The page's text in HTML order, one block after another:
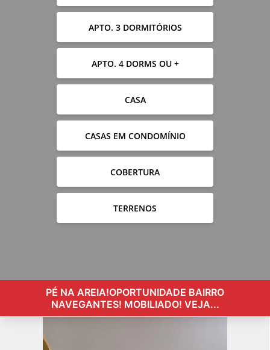
APTO. 3 DORMITÓRIOS
APTO. 4 DORMS OU +
CASA
CASAS EM CONDOMÍNIO
COBERTURA
TERRENOS
PÉ NA AREIA!OPORTUNIDADE BAIRRO
NAVEGANTES! MOBILIADO! VEJA...